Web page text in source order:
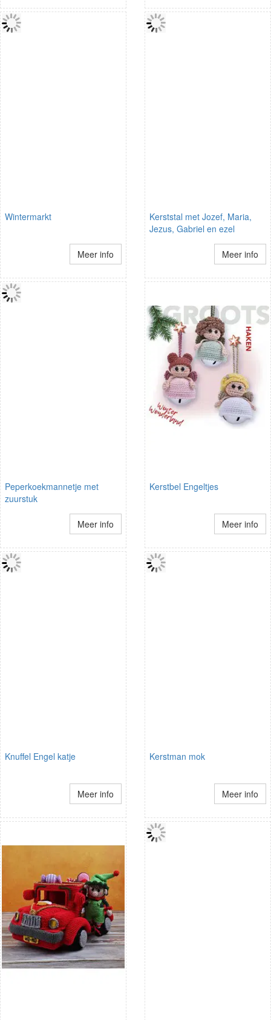
Wintermarkt
Meer info
Kerststal met Jozef, Maria,
Jezus, Gabriel en ezel
Meer info
Peperkoekmannetje met
zuurstuk
Meer info
Kerstbel Engeltjes
Meer info
Knuffel Engel katje
Meer info
Kerstman mok
Meer info